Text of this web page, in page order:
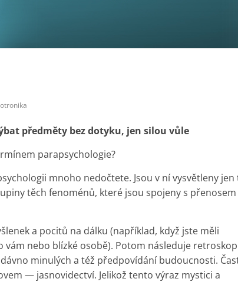
předměty bez dotyku, jen silou vůle
parapsychologie?
mnoho nedočtete. Jsou v ní vysvětleny jen
těch fenoménů, které jsou spojeny s přenosem
a pocitů na dálku (například, když jste měli
nebo blízké osobě). Potom následuje
minulých a též předpovídání budoucnosti.
— jasnovidectví. Jelikož tento výraz mystici a